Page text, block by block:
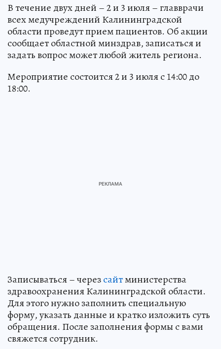
В течение двух дней – 2 и 3 июля – главврачи
всех медучреждений Калининградской
области проведут прием пациентов. Об акции
сообщает областной минздрав, записаться и
задать вопрос может любой житель региона.
Мероприятие состоится 2 и 3 июля с 14:00 до
18:00.
Записываться – черезсайтминистерства
здравоохранения Калининградской области.
Для этого нужно заполнить специальную
форму, указать данные и кратко изложить суть
обращения. После заполнения формы с вами
свяжется сотрудник.